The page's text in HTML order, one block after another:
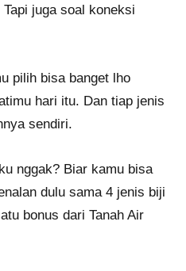
juga soal koneksi
pilih bisa banget lho
hari itu. Dan tiap jenis
sendiri.
nggak? Biar kamu bisa
dulu sama 4 jenis biji
bonus dari Tanah Air